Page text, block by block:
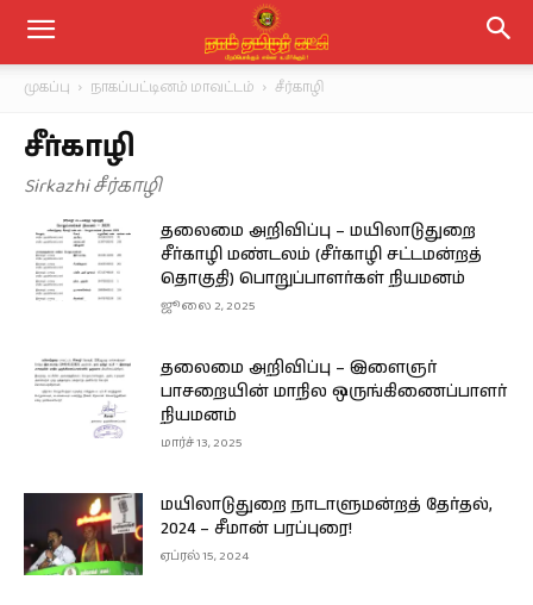
முகப்பு நாகப்பட்டினம் மாவட்டம் சீர்காழி
சீர்காழி
Sirkazhi சீர்காழி
தலைமை அறிவிப்பு – மயிலாடுதுறை
சீர்காழி மண்டலம் (சீர்காழி சட்டமன்றத்
தொகுதி) பொறுப்பாளர்கள் நியமனம்
ஜூலை 2, 2025
தலைமை அறிவிப்பு – இளைஞர்
பாசறையின் மாநில ஒருங்கிணைப்பாளர்
நியமனம்
மார்ச் 13, 2025
மயிலாடுதுறை நாடாளுமன்றத் தேர்தல்,
2024 – சீமான் பரப்புரை!
ஏப்ரல் 15, 2024